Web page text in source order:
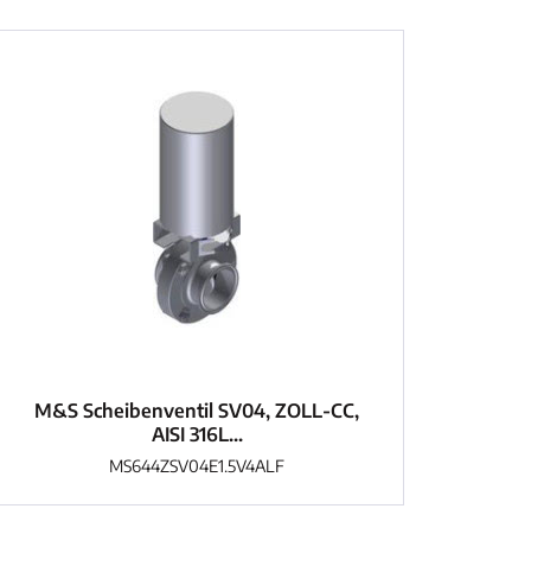
M&S Scheibenventil SV04, ZOLL-CC,
AISI 316L...
MS644ZSV04E1.5V4ALF